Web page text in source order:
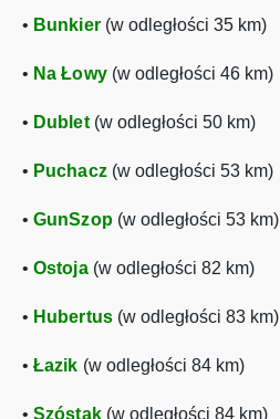
• Bunkier(w odległości 35 km)
• Na Łowy(w odległości 46 km)
• Dublet(w odległości 50 km)
• Puchacz(w odległości 53 km)
• GunSzop(w odległości 53 km)
• Ostoja(w odległości 82 km)
• Hubertus(w odległości 83 km)
• Łazik (w odległości 84 km)
• Szóstak(w odległości 84 km)